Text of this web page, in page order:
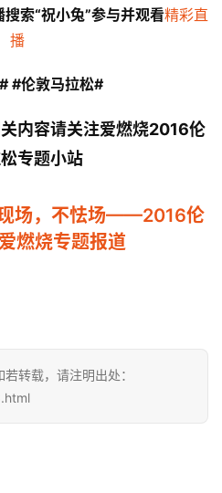
索“祝小兔”参与并观看精彩直
播
#伦敦马拉松#
内容请关注爱燃烧2016伦
专题小站
场，不怯场——2016伦
燃烧专题报道
转载，请注明出处：